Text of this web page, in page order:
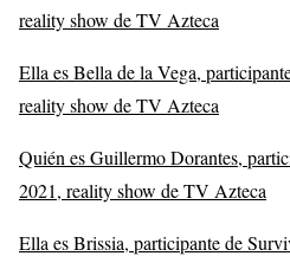
reality show de TV Azteca
Ella es Bella de la Vega,
reality show de TV Azteca
Quién es Guillermo Dorantes,
2021, reality show de TV Azteca
Ella es Brissia, participante de